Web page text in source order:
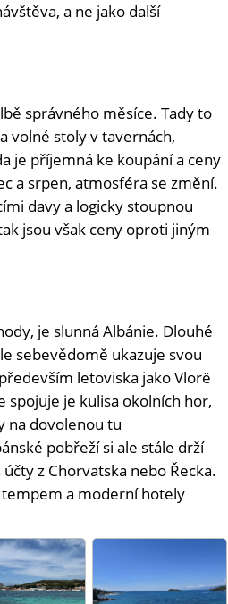
a ne jako další
správného měsíce. Tady to
volné stoly v tavernách,
je příjemná ke koupání a ceny
a srpen, atmosféra se změní.
davy a logicky stoupnou
jsou však ceny oproti jiným
je slunná Albánie. Dlouhé
sebevědomě ukazuje svou
letoviska jako Vlorë
spojuje je kulisa okolních hor,
na dovolenou tu
pobřeží si ale stále drží
z Chorvatska nebo Řecka.
a moderní hotely